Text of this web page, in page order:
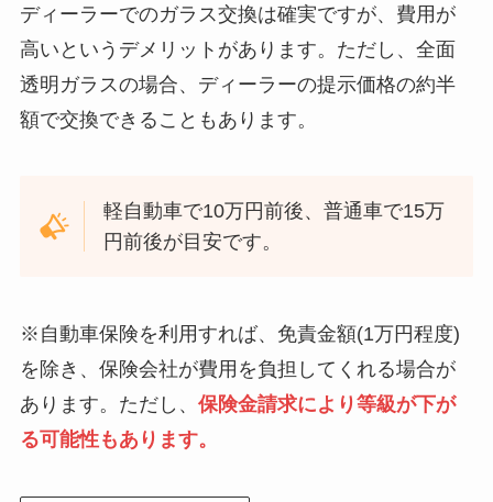
ディーラーでのガラス交換は確実ですが、費用が
高いというデメリットがあります。ただし、全面
透明ガラスの場合、ディーラーの提示価格の約半
額で交換できることもあります。
軽自動車で10万円前後、普通車で15万
円前後が目安です。
※自動車保険を利用すれば、免責金額(1万円程度)
を除き、保険会社が費用を負担してくれる場合が
あります。ただし、 保険金請求により等級が下が
る可能性もあります。